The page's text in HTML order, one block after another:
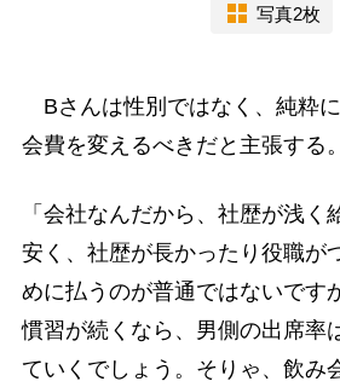
写真2枚
Bさんは性別ではなく、純粋
会費を変えるべきだと主張する。
「会社なんだから、社歴が浅く
安く、社歴が長かったり役職が
めに払うのが普通ではないで
慣習が続くなら、男側の出席率
ていくでしょう。そりゃ、飲み